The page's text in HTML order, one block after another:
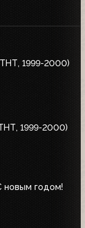
1999-2000)
1999-2000)
новым годом!